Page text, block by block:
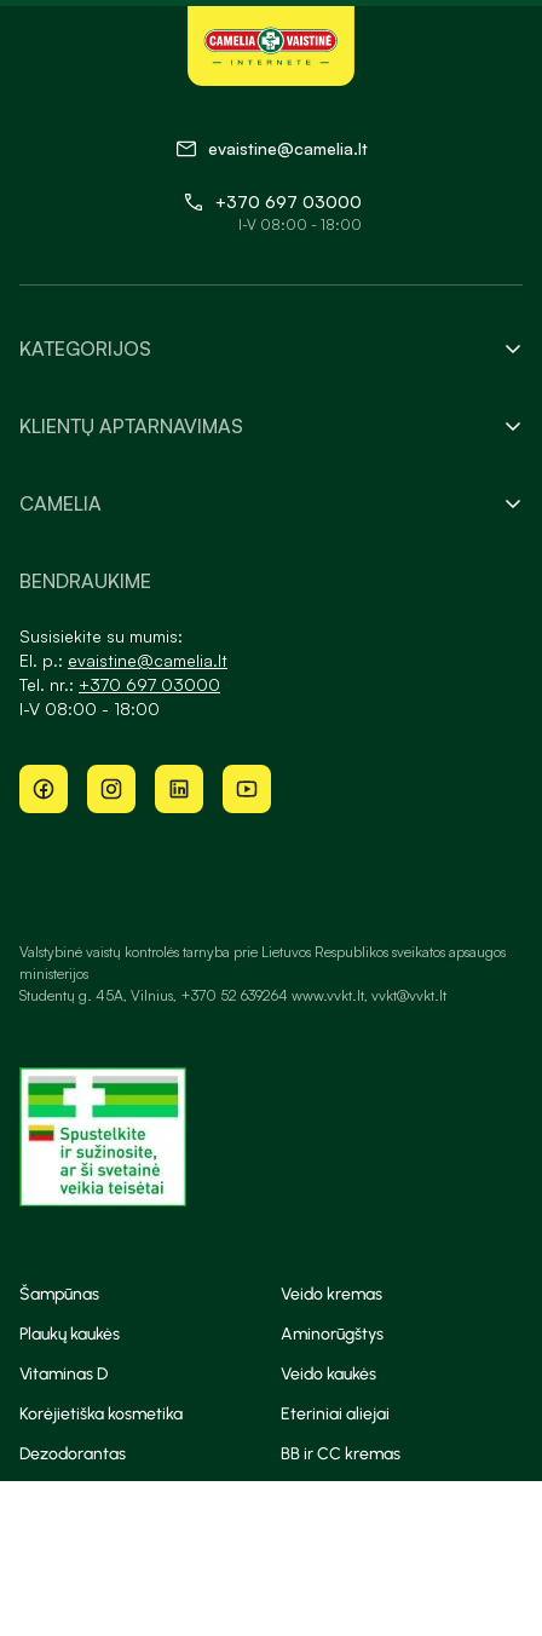
evaistine@camelia.lt
+370 697 03000
I-V 08:00 - 18:00
KATEGORIJOS
KLIENTŲ APTARNAVIMAS
CAMELIA
BENDRAUKIME
Susisiekite su mumis:
El. p.: evaistine@camelia.lt
Tel. nr.: +370 697 03000
I-V 08:00 - 18:00
Valstybinė vaistų kontrolės tarnyba prie Lietuvos Respublikos sveikatos apsaugos
ministerijos
Studentų g. 45A, Vilnius, +370 52 639264 www.vvkt.lt, vvkt@vvkt.lt
Šampūnas
Veido kremas
Plaukų kaukės
Aminorūgštys
Vitaminas D
Veido kaukės
Korėjietiška kosmetika
Eteriniai aliejai
Dezodorantas
BB ir CC kremas